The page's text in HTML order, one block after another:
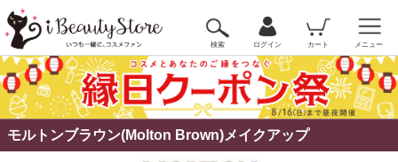
検索 ログイン カート メニュー
モルトンブラウン(Molton Brown)メイクアップ